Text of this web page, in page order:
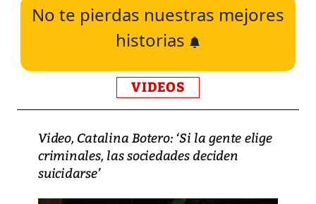
No te pierdas nuestras mejores
historias
VIDEOS
Video, Catalina Botero: ‘Si la gente elige
criminales, las sociedades deciden
suicidarse’